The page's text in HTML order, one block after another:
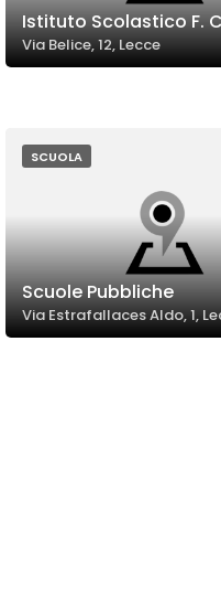
Istituto Scolastico F.
Via Belice, 12, Lecce
SCUOLA
Scuole Pubbliche
Via Estrafallaces Aldo, 1,